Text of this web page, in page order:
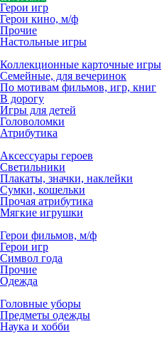
Герои игр
Герои кино, м/ф
Прочие
Настольные игры
Коллекционные карточные игры
Семейные, для вечеринок
По мотивам фильмов, игр, книг
В дорогу
Игры для детей
Головоломки
Атрибутика
Аксессуары героев
Светильники
Плакаты, значки, наклейки
Сумки, кошельки
Прочая атрибутика
Мягкие игрушки
Герои фильмов, м/ф
Герои игр
Символ года
Прочие
Одежда
Головные уборы
Предметы одежды
Наука и хобби